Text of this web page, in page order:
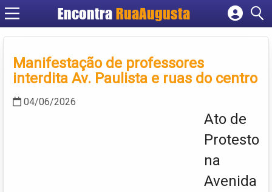
Encontra RuaAugusta
Cadastrar empresa
Criar conta
Manifestação de professores
interdita Av. Paulista e ruas do centro
04/06/2026
Ato de
Protesto
na
Avenida